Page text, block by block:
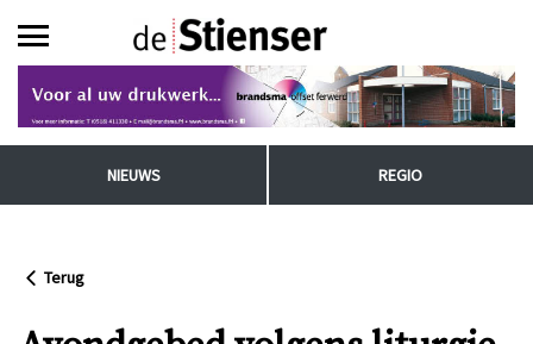
NIEUWS REGIO
Terug